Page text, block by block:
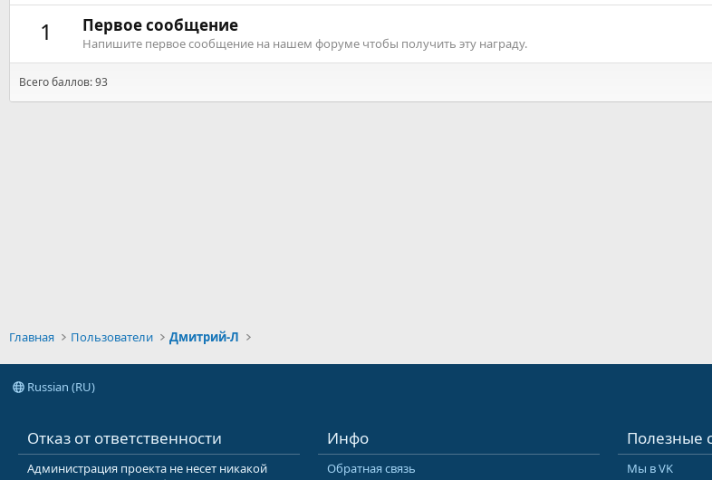
1 Первое сообщение
Напишите первое сообщение на нашем форуме чтобы получить эту награду.
Всего баллов: 93
Главная Пользователи Дмитрий-Л
Russian (RU)
Отказ от ответственности
Администрация проекта не несет никакой
Инфо
Обратная связь
Полезные
Мы в VK